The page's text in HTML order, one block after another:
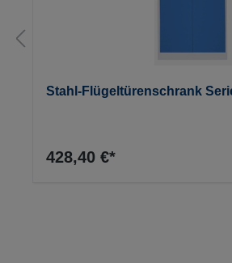
Stahl-Flügeltürenschrank
428,40 €*